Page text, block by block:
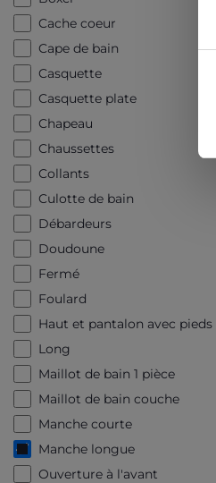
Cache coeur
Cape de bain
Casquette
Casquette plate
Chapeau
Chaussettes
Collants
Culotte de bain
Débardeurs
Doudoune
Fermé
Foulard
Haut et pantalon avec pieds
Long
Maillot de bain 1 pièce
Maillot de bain couche
Manche courte
Manche longue
Ouverture à l'avant